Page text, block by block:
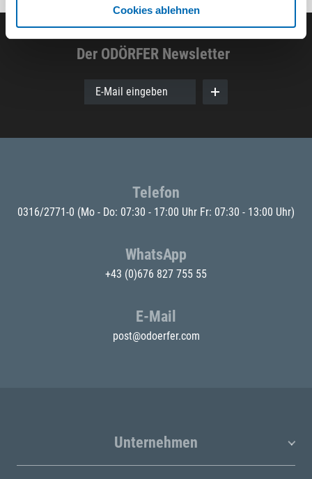
Cookies ablehnen
Der ODÖRFER Newsletter
E-Mail eingeben
Telefon
0316/2771-0 (Mo - Do: 07:30 - 17:00 Uhr Fr: 07:30 - 13:00 Uhr)
WhatsApp
+43 (0)676 827 755 55
E-Mail
post@odoerfer.com
Unternehmen